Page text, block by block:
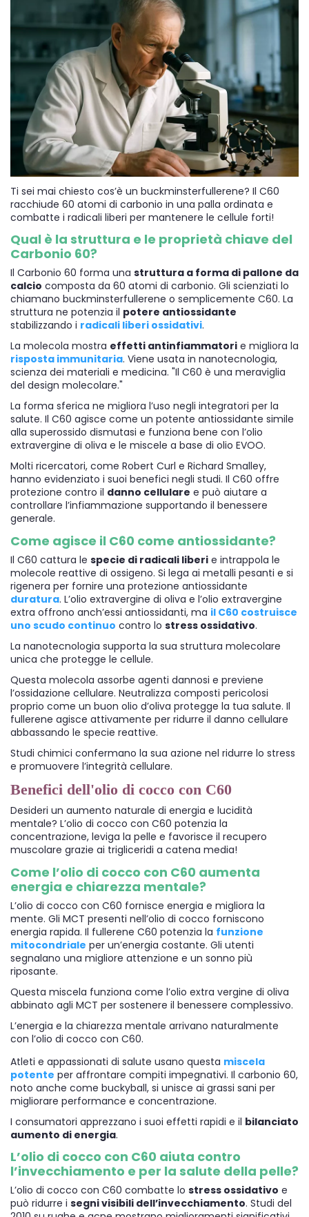
Ti sei mai chiesto cos’è un buckminsterfullerene? Il C60
racchiude 60 atomi di carbonio in una palla ordinata e
combatte i radicali liberi per mantenere le cellule forti!
Qual è la struttura e le proprietà chiave del
Carbonio 60?
Il Carbonio 60 forma una struttura a forma di pallone da
calcio composta da 60 atomi di carbonio. Gli scienziati lo
chiamano buckminsterfullerene o semplicemente C60. La
struttura ne potenzia il potere antiossidante
stabilizzando i radicali liberi ossidativi.
La molecola mostra effetti antinfiammatori e migliora la
risposta immunitaria. Viene usata in nanotecnologia,
scienza dei materiali e medicina. "Il C60 è una meraviglia
del design molecolare."
La forma sferica ne migliora l’uso negli integratori per la
salute. Il C60 agisce come un potente antiossidante simile
alla superossido dismutasi e funziona bene con l’olio
extravergine di oliva e le miscele a base di olio EVOO.
Molti ricercatori, come Robert Curl e Richard Smalley,
hanno evidenziato i suoi benefici negli studi. Il C60 offre
protezione contro il danno cellulare e può aiutare a
controllare l’infiammazione supportando il benessere
generale.
Come agisce il C60 come antiossidante?
Il C60 cattura le specie di radicali liberi e intrappola le
molecole reattive di ossigeno. Si lega ai metalli pesanti e si
rigenera per fornire una protezione antiossidante
duratura. L’olio extravergine di oliva e l’olio extravergine
extra offrono anch’essi antiossidanti, ma il C60 costruisce
uno scudo continuo contro lo stress ossidativo.
La nanotecnologia supporta la sua struttura molecolare
unica che protegge le cellule.
Questa molecola assorbe agenti dannosi e previene
l’ossidazione cellulare. Neutralizza composti pericolosi
proprio come un buon olio d’oliva protegge la tua salute. Il
fullerene agisce attivamente per ridurre il danno cellulare
abbassando le specie reattive.
Studi chimici confermano la sua azione nel ridurre lo stress
e promuovere l’integrità cellulare.
Benefici dell'olio di cocco con C60
Desideri un aumento naturale di energia e lucidità
mentale? L’olio di cocco con C60 potenzia la
concentrazione, leviga la pelle e favorisce il recupero
muscolare grazie ai trigliceridi a catena media!
Come l’olio di cocco con C60 aumenta
energia e chiarezza mentale?
L’olio di cocco con C60 fornisce energia e migliora la
mente. Gli MCT presenti nell’olio di cocco forniscono
energia rapida. Il fullerene C60 potenzia la funzione
mitocondriale per un’energia costante. Gli utenti
segnalano una migliore attenzione e un sonno più
riposante.
Questa miscela funziona come l’olio extra vergine di oliva
abbinato agli MCT per sostenere il benessere complessivo.
L’energia e la chiarezza mentale arrivano naturalmente
con l’olio di cocco con C60.
Atleti e appassionati di salute usano questa miscela
potente per affrontare compiti impegnativi. Il carbonio 60,
noto anche come buckyball, si unisce ai grassi sani per
migliorare performance e concentrazione.
I consumatori apprezzano i suoi effetti rapidi e il bilanciato
aumento di energia.
L’olio di cocco con C60 aiuta contro
l’invecchiamento e per la salute della pelle?
L’olio di cocco con C60 combatte lo stress ossidativo e
può ridurre i segni visibili dell’invecchiamento. Studi del